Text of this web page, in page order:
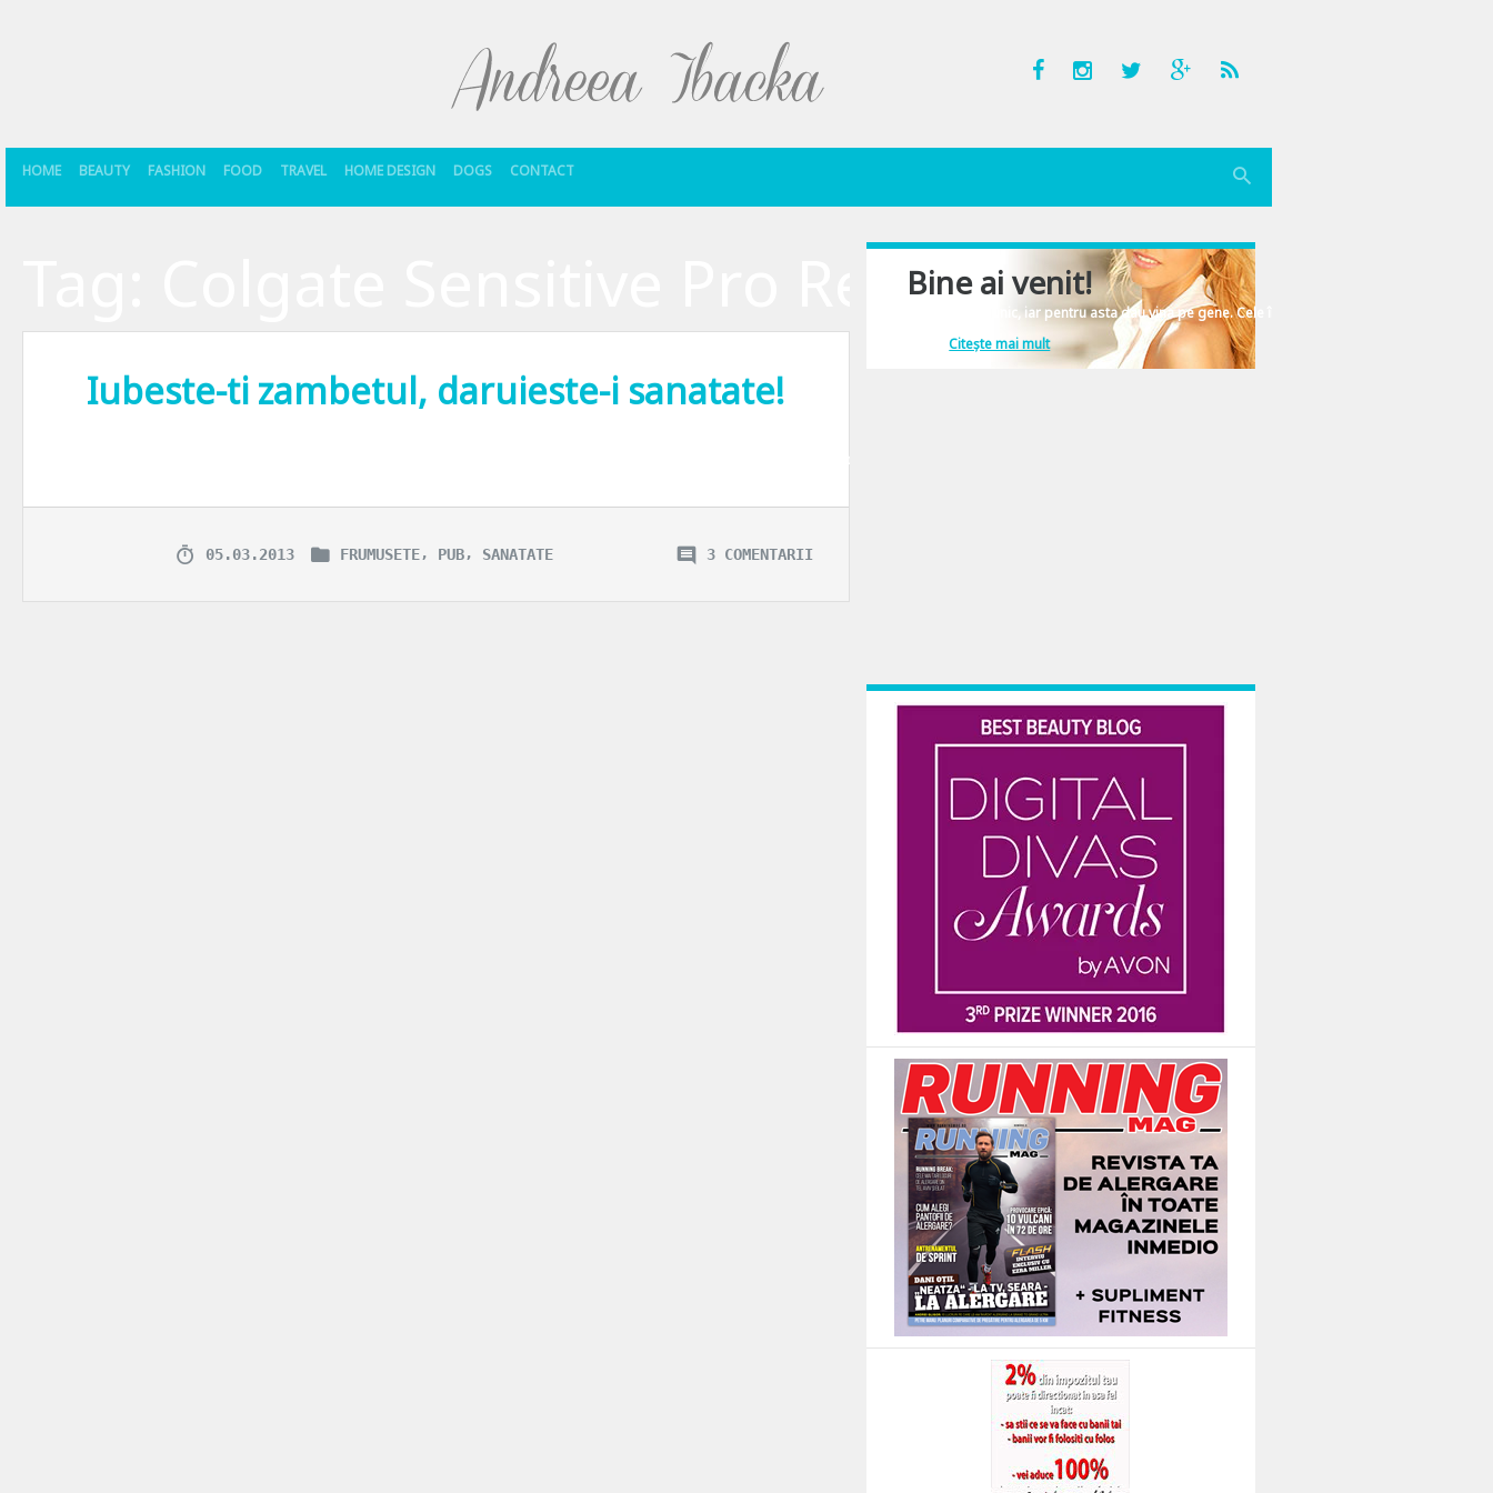
HOME BEAUTY FASHION FOOD TRAVEL HOME DESIGN DOGS CONTACT
Colgate Sensitive Pro Relief
Iubeste-ti zambetul, daruieste-i sanatate!
Nu-s sigura daca stiai sau nu, asa ca mai bine iti spun chiar eu. E luna sanatatii orale, motiv pentru care Colgate a initiat campania “Iubeste-ti zambetul, daruieste-i sanatate!” M-am alaturat cu drag proiectului, alegand
05.03.2013 FRUMUSETE, PUB, SANATATE 3 COMENTARII
Bine ai venit!
Îmi place să comunic, iar pentru asta dau vina pe gene. Cele înscrise în ADN-ul femeiesc.
Citește mai mult